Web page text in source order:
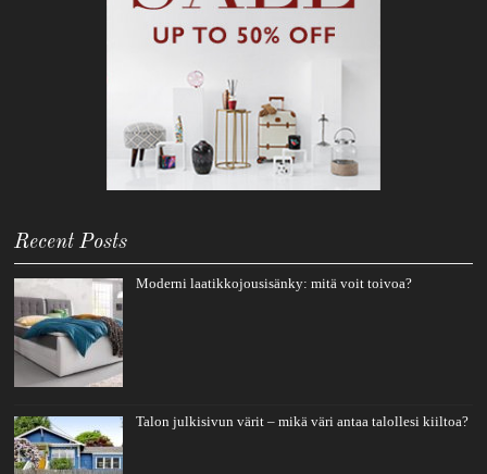
Recent Posts
Moderni laatikkojousisänky: mitä voit toivoa?
Talon julkisivun värit – mikä väri antaa talollesi kiiltoa?